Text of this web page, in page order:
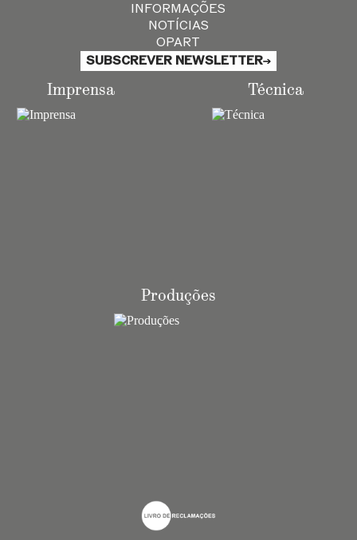
INFORMAÇÕES
NOTÍCIAS
OPART
SUBSCREVER NEWSLETTER
Imprensa Técnica
Produções